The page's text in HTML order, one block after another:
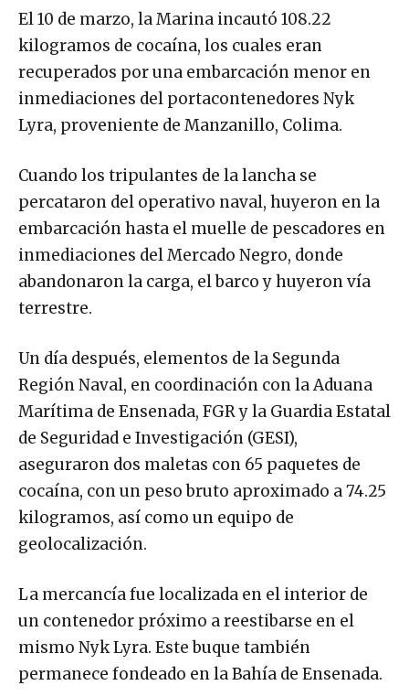
El 10 de marzo, la Marina incautó 108.22
kilogramos de cocaína, los cuales eran
recuperados por una embarcación menor en
inmediaciones del portacontenedores Nyk
Lyra, proveniente de Manzanillo, Colima.
Cuando los tripulantes de la lancha se
percataron del operativo naval, huyeron en la
embarcación hasta el muelle de pescadores en
inmediaciones del Mercado Negro, donde
abandonaron la carga, el barco y huyeron vía
terrestre.
Un día después, elementos de la Segunda
Región Naval, en coordinación con la Aduana
Marítima de Ensenada, FGR y la Guardia Estatal
de Seguridad e Investigación (GESI),
aseguraron dos maletas con 65 paquetes de
cocaína, con un peso bruto aproximado a 74.25
kilogramos, así como un equipo de
geolocalización.
La mercancía fue localizada en el interior de
un contenedor próximo a reestibarse en el
mismo Nyk Lyra. Este buque también
permanece fondeado en la Bahía de Ensenada.